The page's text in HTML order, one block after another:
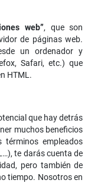
web”, que son
de páginas web.
un ordenador y
Safari, etc.) que
HTML.
que hay detrás
muchos beneficios
empleados
te darás cuenta de
pero también de
tiempo. Nosotros en